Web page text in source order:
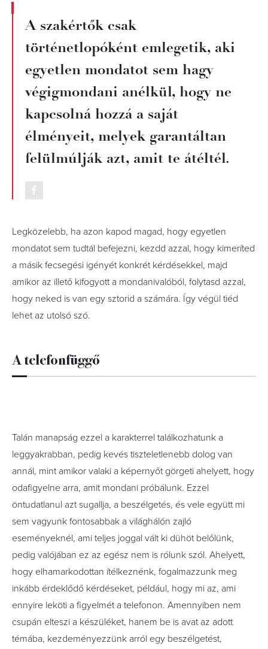
A szakértők csak
történetlopóként emlegetik, aki
egyetlen mondatot sem hagy
végigmondani anélkül, hogy ne
kapcsolná hozzá a saját
élményeit, melyek garantáltan
felülmúlják azt, amit te átéltél.
Legközelebb, ha azon kapod magad, hogy egyetlen
mondatot sem tudtál befejezni, kezdd azzal, hogy kimeríted
a másik fecsegési igényét konkrét kérdésekkel, majd
amikor az illető kifogyott a mondanivalóból, folytasd azzal,
hogy neked is van egy sztorid a számára. Így végül tiéd
lehet az utolsó szó.
A telefonfüggő
Talán manapság ezzel a karakterrel találkozhatunk a
leggyakrabban, pedig kevés tiszteletlenebb dolog van
annál, mint amikor valaki a képernyőt görgeti ahelyett, hogy
odafigyelne arra, amit mondani próbálunk. Ezzel
öntudatlanul azt sugallja, a beszélgetés, és vele együtt mi
sem vagyunk fontosabbak a világhálón zajló
eseményeknél, ami teljes joggal vált ki dühöt belőlünk,
pedig valójában ez az egész nem is rólunk szól. Ahelyett,
hogy elhamarkodottan ítélkeznénk, fogalmazzunk meg
inkább érdeklődő kérdéseket, például, hogy mi az, ami
ennyire leköti a figyelmét a telefonon. Amennyiben nem
csupán elteszi a készüléket, hanem be is avat az adott
témába, kezdeményezzünk arról egy beszélgetést,